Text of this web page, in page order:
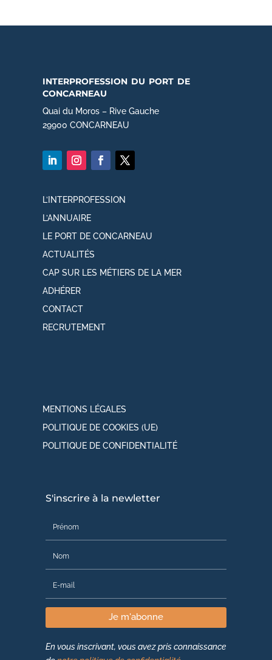
interprofession du port de
concarneau
Quai du Moros – Rive Gauche
29900 CONCARNEAU
L’INTERPROFESSION
L’ANNUAIRE
LE PORT DE CONCARNEAU
ACTUALITÉS
CAP SUR LES MÉTIERS DE LA MER
ADHÉRER
CONTACT
RECRUTEMENT
MENTIONS LÉGALES
POLITIQUE DE COOKIES (UE)
POLITIQUE DE CONFIDENTIALITÉ
S'inscrire à la newletter
Je m'abonne
En vous inscrivant, vous avez pris connaissance